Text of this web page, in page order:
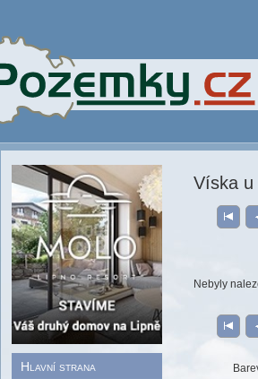
Hlavní strana
Víska
Nebyly